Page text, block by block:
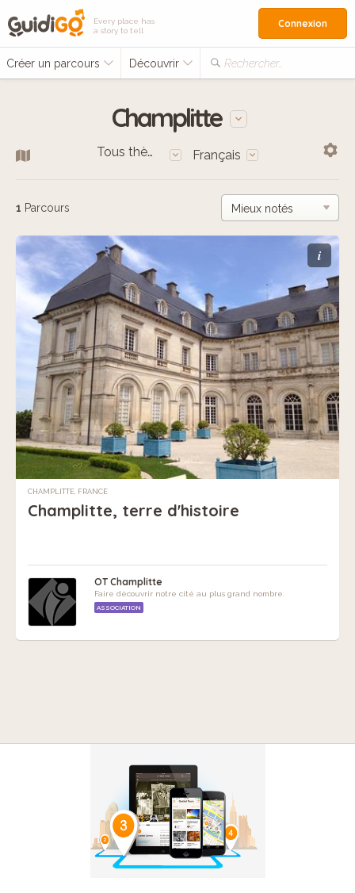
Every place has
a story to tell
Créer un parcours Découvrir Rechercher…
Connexion
Champlitte
Tous thèmes Français
1 Parcours
i
CHAMPLITTE, FRANCE
Champlitte, terre d'histoire
OT Champlitte
Faire découvrir notre cité au plus grand nombre.
ASSOCIATION